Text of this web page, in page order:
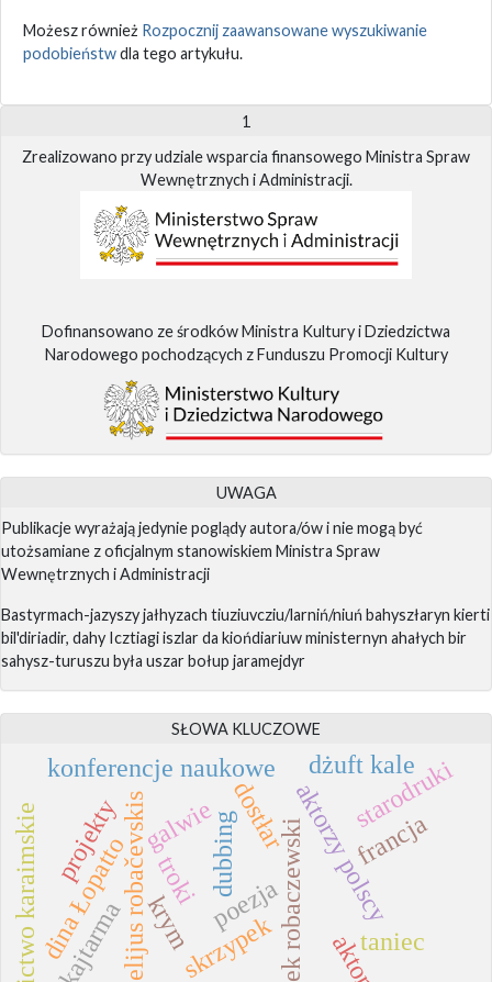
Możesz również Rozpocznij zaawansowane wyszukiwanie
podobieństwdla tego artykułu.
1
Zrealizowano przy udziale wsparcia finansowego Ministra Spraw
Wewnętrznych i Administracji.
Dofinansowano ze środków Ministra Kultury i Dziedzictwa
Narodowego pochodzących z Funduszu Promocji Kultury
UWAGA
Publikacje wyrażają jedynie poglądy autora/ów i nie mogą być
utożsamiane z oficjalnym stanowiskiem Ministra Spraw
Wewnętrznych i Administracji
Bastyrmach-jazyszy jałhyzach tiuziuvcziu/larniń/niuń bahyszłaryn kierti
bil'diriadir, dahy Icztiagi iszlar da kiońdiariuw ministernyn ahałych bir
sahysz-turuszu była uszar bołup jaramejdyr
SŁOWA KLUCZOWE
marek robaczewskiaktorzy polscy
dubbing
elijus robačevskis skrzypek
francja
konferencje naukowe
dostłar
dina Łopatto poezja
dżuft kale
taniec
kajtarma krym
starodruki
galwie
troki
projekty
dziedzictwo karaimskie